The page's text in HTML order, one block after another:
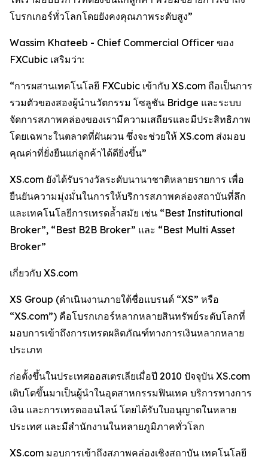
โบรกเกอร์ทั่วโลกโดยยังคงคุณภาพระดับสูง”
Wassim Khateeb - Chief Commercial Officer ของ
FXCubic เสริมว่า:
“การผสานเทคโนโลยี FXCubic เข้ากับ XS.com ถือเป็นการ
รวมตัวของสองผู้นำนวัตกรรม โซลูชัน Bridge และระบบ
จัดการสภาพคล่องของเรามีความเสถียรและมีประสิทธิภาพ
โดยเฉพาะในตลาดที่ผันผวน ซึ่งจะช่วยให้ XS.com ส่งมอบ
คุณค่าที่ยั่งยืนแก่ลูกค้าได้ดียิ่งขึ้น”
XS.com ยังได้รับรางวัลระดับนานาชาติหลายรายการ เพื่อ
ยืนยันความมุ่งมั่นในการให้บริการสภาพคล่องสถาบันที่ลึก
และเทคโนโลยีการเทรดล้ำสมัย เช่น “Best Institutional
Broker”, “Best B2B Broker” และ “Best Multi Asset
Broker”
เกี่ยวกับ XS.com
XS Group (ดำเนินงานภายใต้ชื่อแบรนด์ “XS” หรือ
“XS.com”) คือโบรกเกอร์หลากหลายสินทรัพย์ระดับโลกที่
มอบการเข้าถึงการเทรดผลิตภัณฑ์ทางการเงินหลากหลาย
ประเภท
ก่อตั้งขึ้นในประเทศออสเตรเลียเมื่อปี 2010 ปัจจุบัน XS.com
เติบโตขึ้นมาเป็นผู้นำในอุตสาหกรรมฟินเทค บริการทางการ
เงิน และการเทรดออนไลน์ โดยได้รับใบอนุญาตในหลาย
ประเทศ และมีสำนักงานในหลายภูมิภาคทั่วโลก
XS.com มอบการเข้าถึงสภาพคล่องเชิงสถาบัน เทคโนโลยี